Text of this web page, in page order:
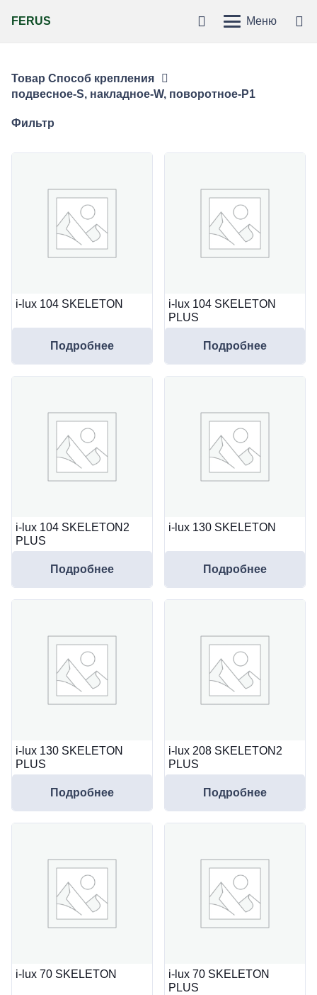
FERUS Меню
Товар Способ крепления
подвесное-S, накладное-W, поворотное-P1
Фильтр
i-lux 104 SKELETON
Подробнее
i-lux 104 SKELETON
PLUS
Подробнее
i-lux 104 SKELETON2
PLUS
Подробнее
i-lux 130 SKELETON
Подробнее
i-lux 130 SKELETON
PLUS
Подробнее
i-lux 208 SKELETON2
PLUS
Подробнее
i-lux 70 SKELETON
i-lux 70 SKELETON
PLUS